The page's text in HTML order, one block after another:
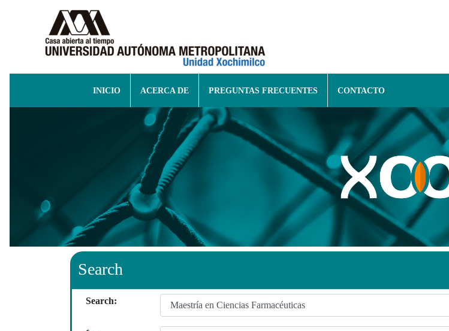
INICIO ACERCA DE PREGUNTAS FRECUENTES CONTACTO
Search
Search: